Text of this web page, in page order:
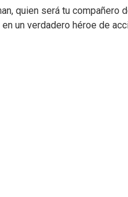
quien será tu compañero
un verdadero héroe de